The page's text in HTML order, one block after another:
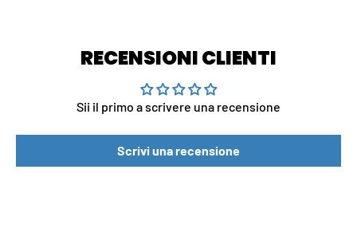
RECENSIONI CLIENTI
Sii il primo a scrivere una recensione
Scrivi una recensione